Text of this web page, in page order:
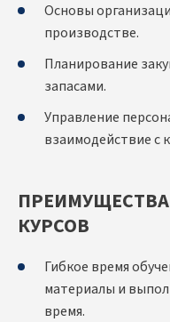
Основы
производстве.
Планирование
запасами.
Управление
взаимодействие с
КУРСОВ
Гибкое время
материалы и
время.